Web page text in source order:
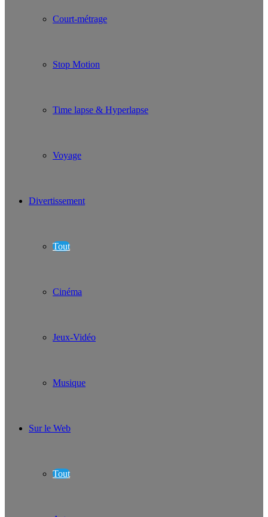
Court-métrage
Stop Motion
Time lapse & Hyperlapse
Voyage
Divertissement
Tout
Cinéma
Jeux-Vidéo
Musique
Sur le Web
Tout